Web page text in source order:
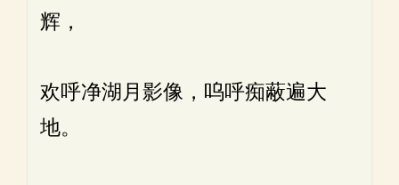
辉，
欢呼净湖月影像，呜呼痴蔽遍大
地。